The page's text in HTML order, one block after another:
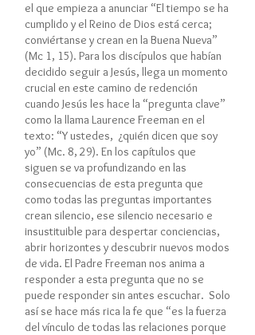
el que empieza a anunciar “El tiempo se ha
cumplido y el Reino de Dios está cerca;
conviértanse y crean en la Buena Nueva”
(Mc 1, 15). Para los discípulos que habían
decidido seguir a Jesús, llega un momento
crucial en este camino de redención
cuando Jesús les hace la “pregunta clave”
como la llama Laurence Freeman en el
texto: “Y ustedes, ¿quién dicen que soy
yo” (Mc. 8, 29). En los capítulos que
siguen se va profundizando en las
consecuencias de esta pregunta que
como todas las preguntas importantes
crean silencio, ese silencio necesario e
insustituible para despertar conciencias,
abrir horizontes y descubrir nuevos modos
de vida. El Padre Freeman nos anima a
responder a esta pregunta que no se
puede responder sin antes escuchar. Solo
así se hace más rica la fe que “es la fuerza
del vínculo de todas las relaciones porque